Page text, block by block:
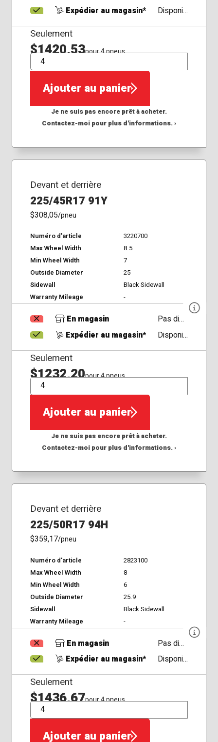
Expédier au magasin*
Disponible
Seulement
$1420,53pour 4 pneus
QTÉ
Ajouter au panier
Je ne suis pas encore prêt à acheter.
Contactez-moi pour plus d'informations. ›
Devant et derrière
225/45R17 91Y
$308,05/pneu
Numéro d'article
3220700
Max Wheel Width
8.5
Min Wheel Width
7
Outside Diameter
25
Sidewall
Black Sidewall
Warranty Mileage
-
En magasin
Pas disponible
Expédier au magasin*
Disponible
Seulement
$1232,20pour 4 pneus
QTÉ
Ajouter au panier
Je ne suis pas encore prêt à acheter.
Contactez-moi pour plus d'informations. ›
Devant et derrière
225/50R17 94H
$359,17/pneu
Numéro d'article
2823100
Max Wheel Width
8
Min Wheel Width
6
Outside Diameter
25.9
Sidewall
Black Sidewall
Warranty Mileage
-
En magasin
Pas disponible
Expédier au magasin*
Disponible
Seulement
$1436,67pour 4 pneus
QTÉ
Ajouter au panier